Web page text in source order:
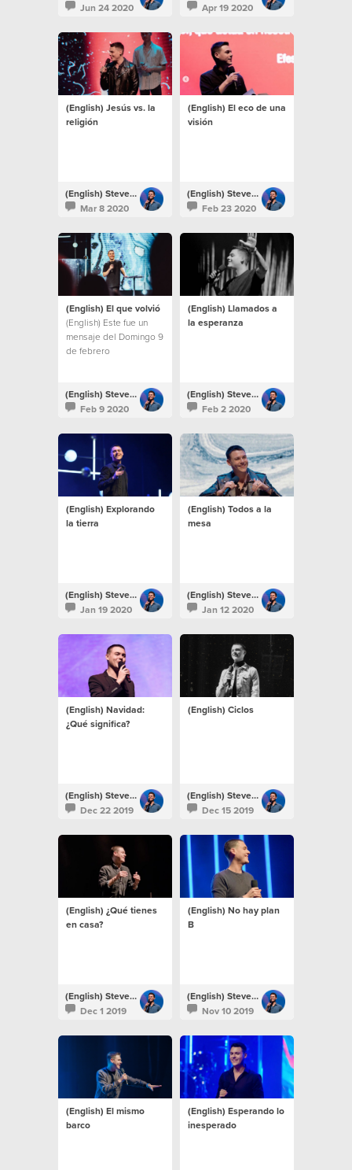
Jun 24 2020
Apr 19 2020
(English) Jesús vs. la
religión
(English) Steven Richards
Mar 8 2020
(English) El eco de una
visión
(English) Steven Richards
Feb 23 2020
(English) El que volvió
(English) Este fue un
mensaje del Domingo 9
de febrero
(English) Steven Richards
Feb 9 2020
(English) Llamados a
la esperanza
(English) Steven Richards
Feb 2 2020
(English) Explorando
la tierra
(English) Steven Richards
Jan 19 2020
(English) Todos a la
mesa
(English) Steven Richards
Jan 12 2020
(English) Navidad:
¿Qué significa?
(English) Steven Richards
Dec 22 2019
(English) Ciclos
(English) Steven Richards
Dec 15 2019
(English) ¿Qué tienes
en casa?
(English) Steven Richards
Dec 1 2019
(English) No hay plan
B
(English) Steven Richards
Nov 10 2019
(English) El mismo
barco
(English) Esperando lo
inesperado